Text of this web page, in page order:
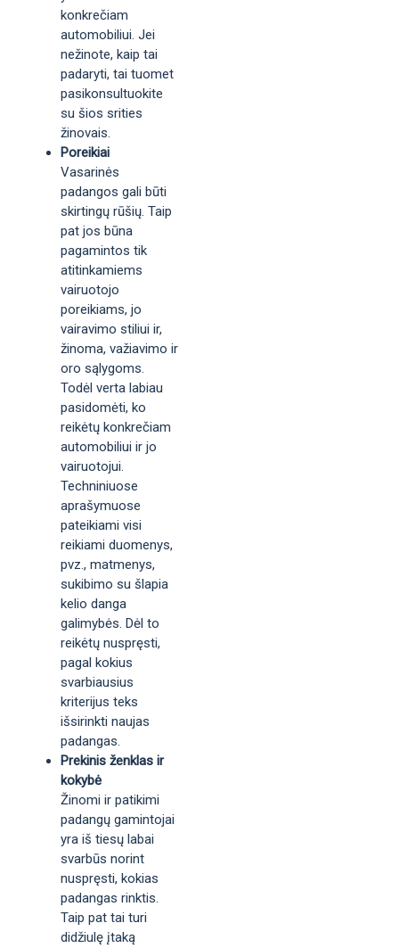
konkrečiam
automobiliui. Jei
nežinote, kaip tai
padaryti, tai tuomet
pasikonsultuokite
su šios srities
žinovais.
Poreikiai
Vasarinės
padangos gali būti
skirtingų rūšių. Taip
pat jos būna
pagamintos tik
atitinkamiems
vairuotojo
poreikiams, jo
vairavimo stiliui ir,
žinoma, važiavimo ir
oro sąlygoms.
Todėl verta labiau
pasidomėti, ko
reikėtų konkrečiam
automobiliui ir jo
vairuotojui.
Techniniuose
aprašymuose
pateikiami visi
reikiami duomenys,
pvz., matmenys,
sukibimo su šlapia
kelio danga
galimybės. Dėl to
reikėtų nuspręsti,
pagal kokius
svarbiausius
kriterijus teks
išsirinkti naujas
padangas.
Prekinis ženklas ir
kokybė
Žinomi ir patikimi
padangų gamintojai
yra iš tiesų labai
svarbūs norint
nuspręsti, kokias
padangas rinktis.
Taip pat tai turi
didžiulę įtaką